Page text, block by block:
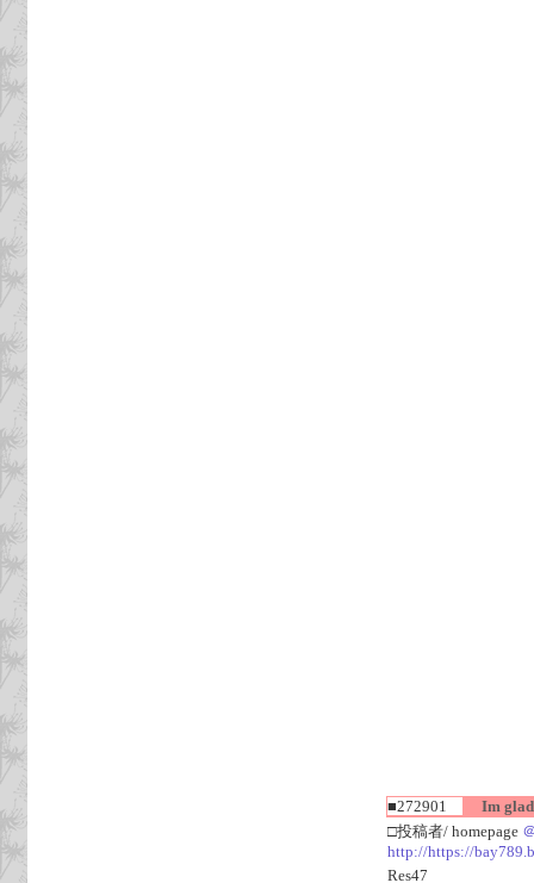
■272901
Im glad
□投稿者/ homepage
http://https://
Res47